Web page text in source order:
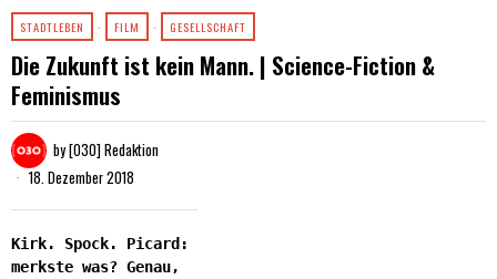
STADTLEBEN · FILM · GESELLSCHAFT
Die Zukunft ist kein Mann. | Science-Fiction &
Feminismus
by[030] Redaktion
18. Dezember 2018
Kirk. Spock. Picard:
merkste was? Genau,